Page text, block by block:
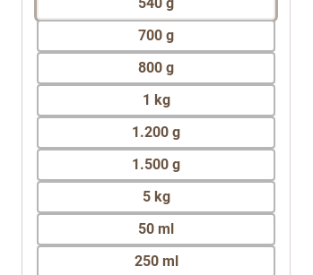
700 g
800 g
1 kg
1.200 g
1.500 g
5 kg
50 ml
250 ml